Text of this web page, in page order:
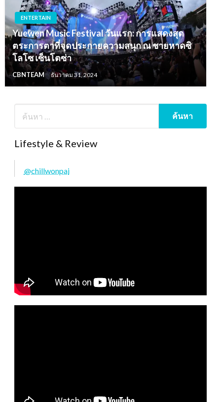
ENTERTAIN
Yuewen Music Festival วันแรก: การแสดงสุด
ตระการตาที่จุดประกายความสนุก ณ ชายหาดซิ
โลโซ เซ็นโตซ่า
CBNTEAM ธันวาคม 31, 2024
Lifestyle & Review
@chillwonpai